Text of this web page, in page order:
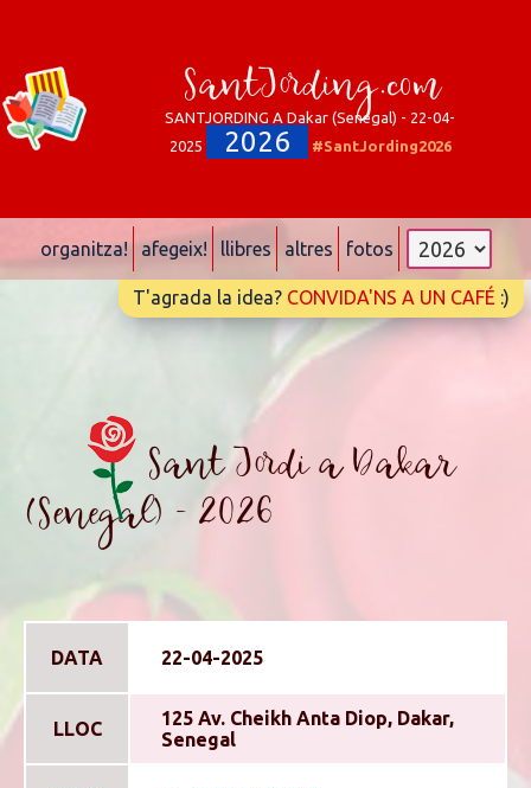
SantJording.com
SANTJORDING A Dakar (Senegal) - 22-04-
2025
2026 #SantJording2026
organitza! afegeix! llibres altres fotos
T'agrada la idea? CONVIDA'NS A UN CAFÉ :)
Sant Jordi a Dakar
(Senegal) - 2026
DATA 22-04-2025
LLOC
125 Av. Cheikh Anta Diop, Dakar,
Senegal